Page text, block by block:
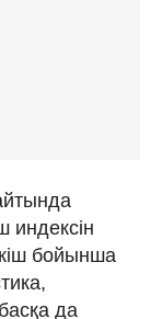
индексін
бойынша
да